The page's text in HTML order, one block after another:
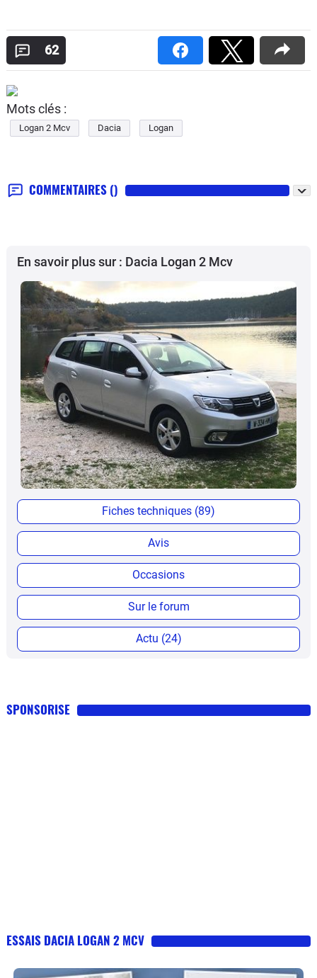
62
Mots clés :
Logan 2 Mcv Dacia Logan
COMMENTAIRES ()
En savoir plus sur : Dacia Logan 2 Mcv
Fiches techniques (89)
Avis
Occasions
Sur le forum
Actu (24)
SPONSORISE
ESSAIS DACIA LOGAN 2 MCV